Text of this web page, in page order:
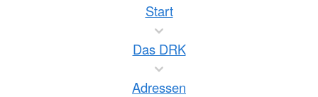
Start
Das DRK
Adressen